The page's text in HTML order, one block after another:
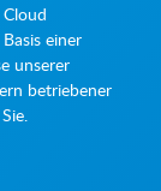
einer
unserer
betriebener